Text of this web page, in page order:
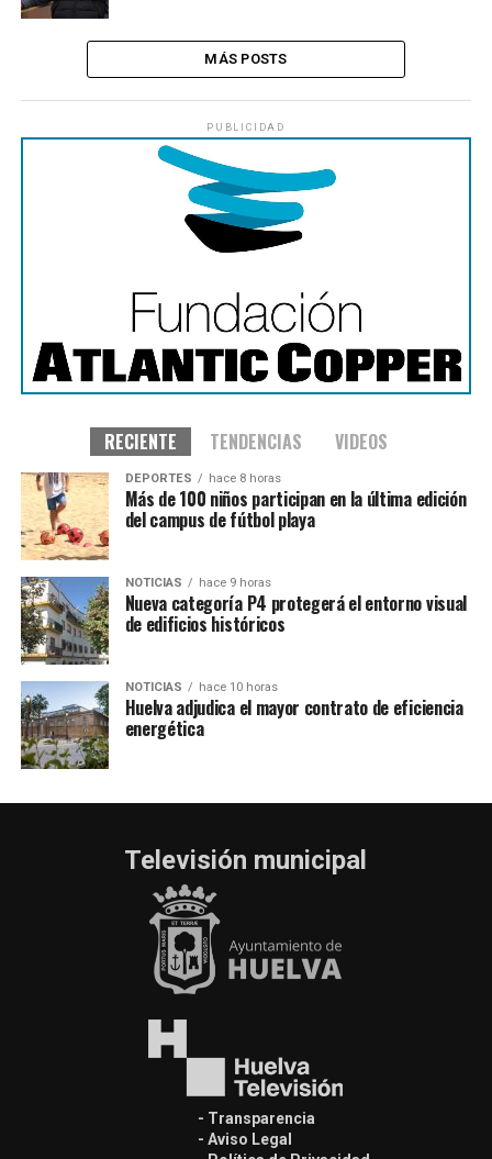
MÁS POSTS
PUBLICIDAD
RECIENTE TENDENCIAS VIDEOS
DEPORTES hace 8 horas
Más de 100 niños participan en la última edición
del campus de fútbol playa
NOTICIAS hace 9 horas
Nueva categoría P4 protegerá el entorno visual
de edificios históricos
NOTICIAS hace 10 horas
Huelva adjudica el mayor contrato de eficiencia
energética
Televisión municipal
- Transparencia
- Aviso Legal